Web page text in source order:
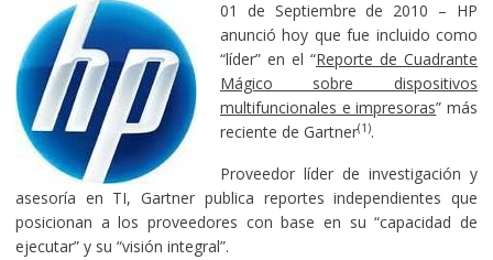
01 de Septiembre de 2010 – HP
anunció hoy que fue incluido como
“líder” en el “Reporte de Cuadrante
Mágico sobre dispositivos
multifuncionales e impresoras” más
reciente de Gartner(1).
Proveedor líder de investigación y
asesoría en TI, Gartner publica reportes independientes que
posicionan a los proveedores con base en su “capacidad de
ejecutar” y su “visión integral”.